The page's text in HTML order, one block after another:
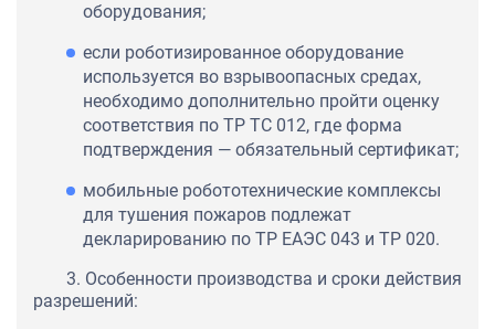
оборудования;
если роботизированное оборудование
используется во взрывоопасных средах,
необходимо дополнительно пройти оценку
соответствия по ТР ТС 012, где форма
подтверждения — обязательный сертификат;
мобильные робототехнические комплексы
для тушения пожаров подлежат
декларированию по ТР ЕАЭС 043 и ТР 020.
3. Особенности производства и сроки действия
разрешений: